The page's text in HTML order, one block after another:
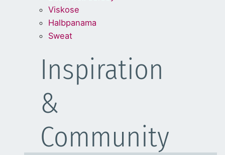
Viskose
Halbpanama
Sweat
Inspiration
&
Community